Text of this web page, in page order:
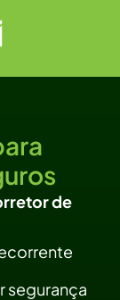
de
segurança